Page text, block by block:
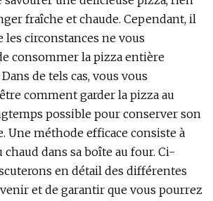
fraîche et chaude. Cependant, il
les circonstances ne vous
consommer la pizza entière
de tels cas, vous vous
comment garder la pizza au
possible pour conserver son
Une méthode efficace consiste à
chaud dans sa boîte au four. Ci-
en détail des différentes
et de garantir que vous pourrez